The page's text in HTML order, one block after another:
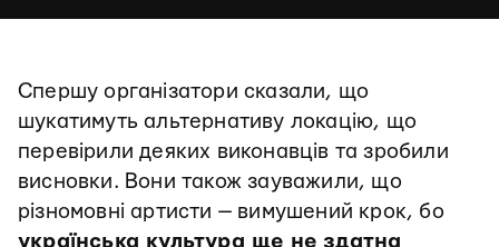
Спершу організатори сказали, що
шукатимуть альтернативу локацію, що
перевірили деяких виконавців та зробили
висновки. Вони також зауважили, що
різномовні артисти — вимушений крок, бо
українська культура ще не здатна